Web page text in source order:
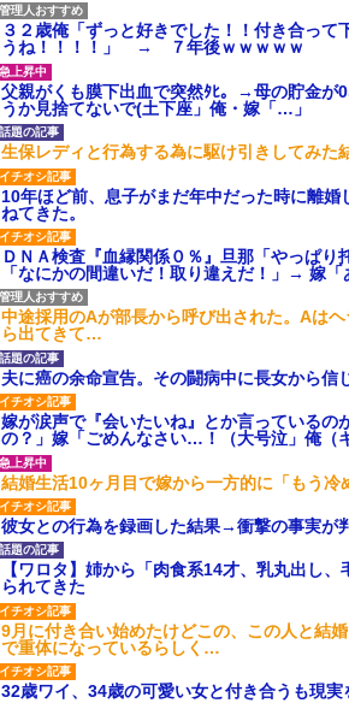
３２歳俺「ずっと好きでした！！付き合っ
うね！！！！」 → ７年後ｗｗｗｗｗ
父親がくも膜下出血で突然ﾀﾋ。→母の貯金
うか見捨てないで(土下座」俺・嫁「…」
生保レディと行為する為に駆け引きしてみた
10年ほど前、息子がまだ年中だった時に離
ねてきた。
ＤＮＡ検査『血縁関係０％』旦那「やっぱ
「なにかの間違いだ！取り違えだ！」→ 嫁「
中途採用のAが部長から呼び出された。Aは
ら出てきて…
夫に癌の余命宣告。その闘病中に長女から信
嫁が涙声で『会いたいね』とか言っている
の？」嫁「ごめんなさい…！（大号泣」俺（
結婚生活10ヶ月目で嫁から一方的に「もう冷
彼女との行為を録画した結果→衝撃の事実が
【ワロタ】姉から「肉食系14才、乳丸出し
られてきた
9月に付き合い始めたけどこの、この人と結
で重体になっているらしく…
32歳ワイ、34歳の可愛い女と付き合うも現実